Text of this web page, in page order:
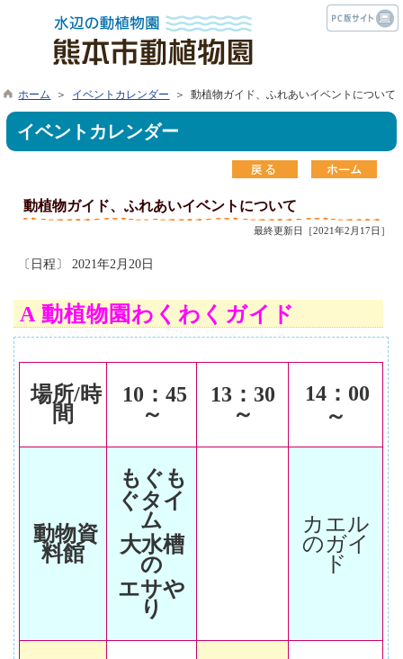
ホーム ＞ イベントカレンダー ＞ 動植物ガイド、ふれあいイベントについて
イベントカレンダー
動植物ガイド、ふれあいイベントについて
最終更新日［2021年2月17日］
〔日程〕 2021年2月20日
A 動植物園わくわくガイド
場所/時
間
10 ：45
～
13：30
～
14 ：00
～
動物資
料館
もぐも
ぐタイ
ム
大水槽
の
エサや
り
カエル
のガイ
ド